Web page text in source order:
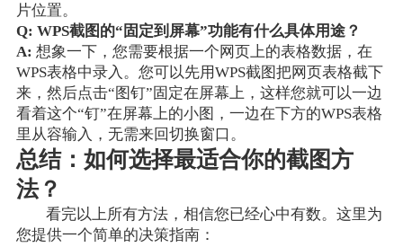
片位置。
Q: WPS截图的“固定到屏幕”功能有什么具体用途？
A: 想象一下，您需要根据一个网页上的表格数据，在
WPS表格中录入。您可以先用WPS截图把网页表格截下
来，然后点击“图钉”固定在屏幕上，这样您就可以一边
看着这个“钉”在屏幕上的小图，一边在下方的WPS表格
里从容输入，无需来回切换窗口。
总结：如何选择最适合你的截图方
法？
看完以上所有方法，相信您已经心中有数。这里为
您提供一个简单的决策指南：